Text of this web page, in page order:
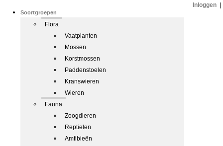
Soortgroepen
Flora
Vaatplanten
Mossen
Korstmossen
Paddenstoelen
Kranswieren
Wieren
Fauna
Zoogdieren
Reptielen
Amfibieën
Inloggen